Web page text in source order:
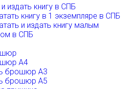
издать книгу в СПБ
книгу в 1 экземпляре в СПБ
и издать книгу малым
в СПБ
А4
брошюр А3
брошюр А5